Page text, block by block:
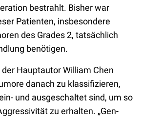
bestrahlt. Bisher war
Patienten, insbesondere
des Grades 2, tatsächlich
benötigen.
Hauptautor William Chen
danach zu klassifizieren,
und ausgeschaltet sind, um so
zu erhalten. „Gen-